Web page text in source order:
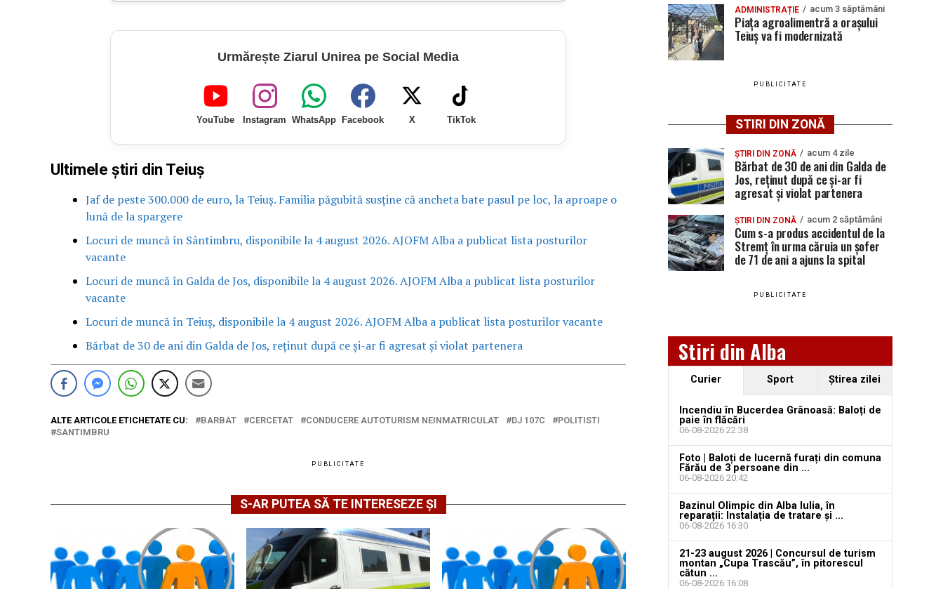
Urmărește Ziarul Unirea pe Social Media
YouTube Instagram WhatsApp Facebook X TikTok
Ultimele știri din Teiuș
Jaf de peste 300.000 de euro, la Teiuș. Familia păgubită susține că ancheta bate pasul pe loc, la aproape o
lună de la spargere
Locuri de muncă în Sântimbru, disponibile la 4 august 2026. AJOFM Alba a publicat lista posturilor
vacante
Locuri de muncă în Galda de Jos, disponibile la 4 august 2026. AJOFM Alba a publicat lista posturilor
vacante
Locuri de muncă în Teiuș, disponibile la 4 august 2026. AJOFM Alba a publicat lista posturilor vacante
Bărbat de 30 de ani din Galda de Jos, reținut după ce și-ar fi agresat și violat partenera
ALTE ARTICOLE ETICHETATE CU: BARBAT CERCETAT CONDUCERE AUTOTURISM NEINMATRICULAT DJ 107C
POLITISTI
SANTIMBRU
PUBLICITATE
S-AR PUTEA SĂ TE INTERESEZE ȘI
ADMINISTRAȚIE acum 3 săptămâni
Piața agroalimentră a orașului
Teiuș va fi modernizată
PUBLICITATE
STIRI DIN ZONĂ
ȘTIRI DIN ZONĂ acum 4 zile
Bărbat de 30 de ani din Galda de
Jos, reținut după ce și-ar fi
agresat și violat partenera
ȘTIRI DIN ZONĂ acum 2 săptămâni
Cum s-a produs accidentul de la
Stremț în urma căruia un șofer
de 71 de ani a ajuns la spital
PUBLICITATE
Stiri din Alba
Curier Sport Ştirea zilei
Incendiu în Bucerdea Grânoasă: Baloți de
paie în flăcări
06-08-2026 22:38
Foto | Baloți de lucernă furați din comuna
Fărău de 3 persoane din ...
06-08-2026 20:42
Bazinul Olimpic din Alba Iulia, în
reparații: Instalația de tratare și ...
06-08-2026 16:30
21-23 august 2026 | Concursul de turism
montan „Cupa Trascău”, în pitorescul
cătun ...
06-08-2026 16:08